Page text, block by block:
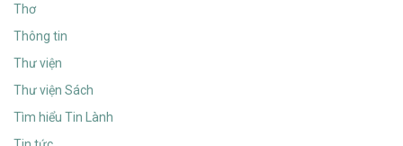
Thơ
Thông tin
Thư viện
Thư viện Sách
Tìm hiểu Tin Lành